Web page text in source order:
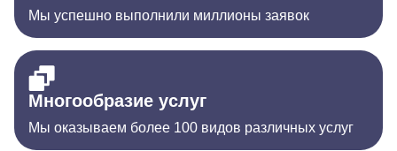
Мы успешно выполнили миллионы заявок
Многообразие услуг
Мы оказываем более 100 видов различных услуг